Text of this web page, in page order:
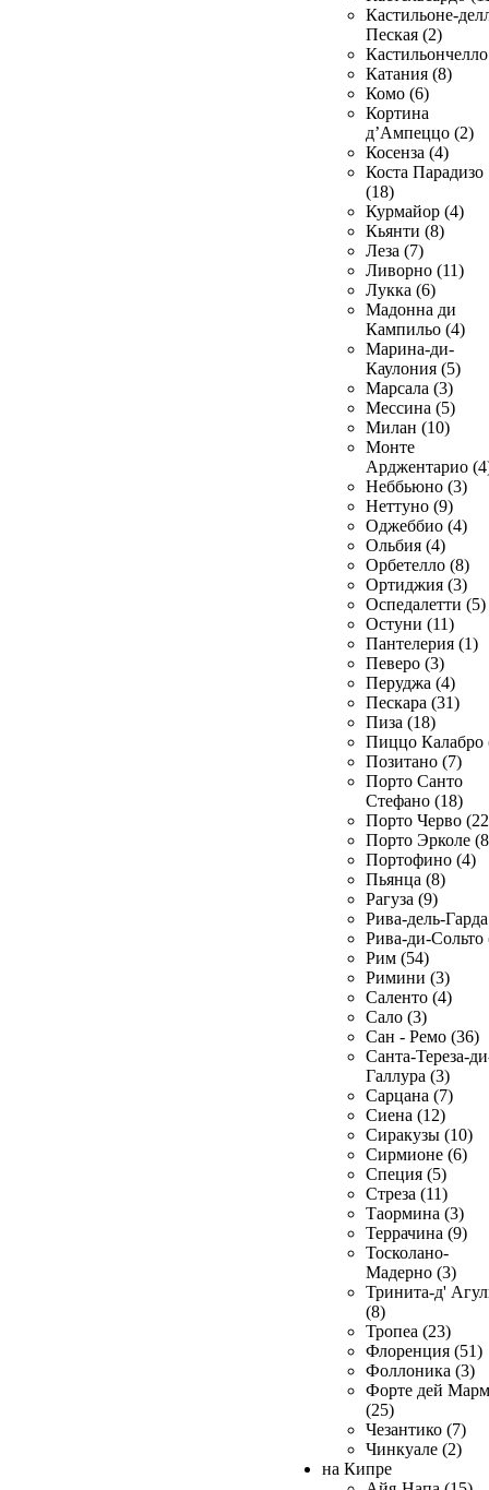
Кастильоне-
Пеская (2)
Катания (8)
Комо (6)
Кортина
д’Ампеццо (2)
Косенза (4)
Коста Парадизо
(18)
Курмайор (4)
Кьянти (8)
Леза (7)
Ливорно (11)
Лукка (6)
Мадонна ди
Кампильо (4)
Марина-ди-
Каулония (5)
Марсала (3)
Мессина (5)
Милан (10)
Монте
Арджентарио
Неббьюно (3)
Неттуно (9)
Оджеббио (4)
Ольбия (4)
Орбетелло (8)
Ортиджия (3)
Оспедалетти (5)
Остуни (11)
Пантелерия (1)
Певеро (3)
Перуджа (4)
Пескара (31)
Пиза (18)
Пиццо Калабро
Позитано (7)
Порто Санто
Стефано (18)
Порто Черво
Порто Эрколе
Портофино (4)
Пьянца (8)
Рагуза (9)
Рива-дель-
Рива-ди-Сольто
Рим (54)
Римини (3)
Саленто (4)
Сало (3)
Сан - Ремо (36)
Санта-Тереза-
Галлура (3)
Сарцана (7)
Сиена (12)
Сиракузы (10)
Сирмионе (6)
Специя (5)
Стреза (11)
Таормина (3)
Террачина (9)
Тосколано-
Мадерно (3)
Тринита-д'
(8)
Тропеа (23)
Флоренция (51)
Фоллоника (3)
Форте дей
(25)
Чезантико (7)
Чинкуале (2)
на Кипре